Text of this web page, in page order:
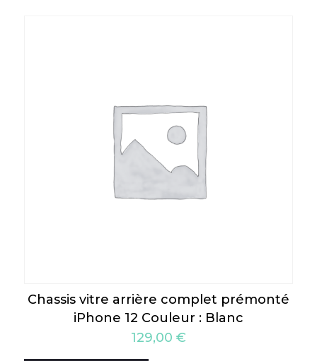
Chassis vitre arrière complet prémonté
iPhone 12 Couleur : Blanc
129,00 €